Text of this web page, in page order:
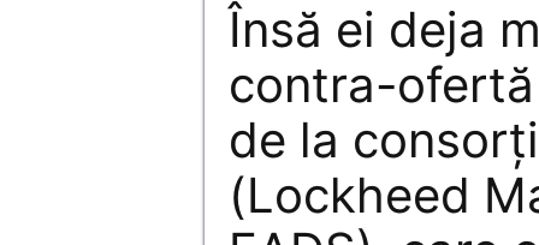
Însă ei deja
contra-
de la
(Lockheed